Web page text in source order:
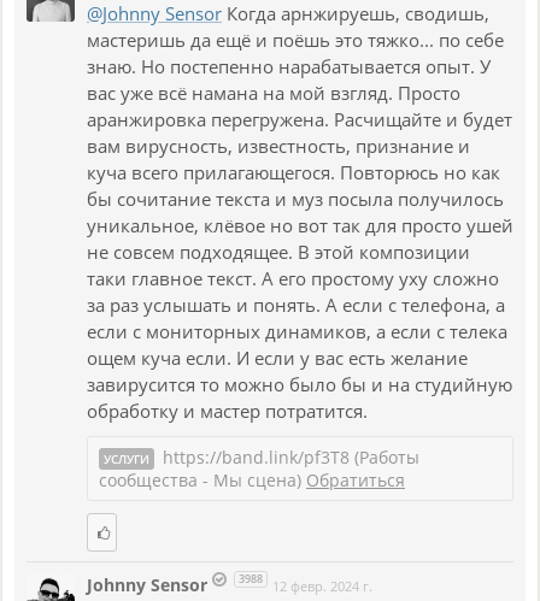
@Johnny Sensor Когда арнжируешь, сводишь,
мастеришь да ещё и поёшь это тяжко... по себе
знаю. Но постепенно нарабатывается опыт. У
вас уже всё намана на мой взгляд. Просто
аранжировка перегружена. Расчищайте и будет
вам вирусность, известность, признание и
куча всего прилагающегося. Повторюсь но как
бы сочитание текста и муз посыла получилось
уникальное, клёвое но вот так для просто ушей
не совсем подходящее. В этой композиции
таки главное текст. А его простому уху сложно
за раз услышать и понять. А если с телефона, а
если с мониторных динамиков, а если с телека
ощем куча если. И если у вас есть желание
завирусится то можно было бы и на студийную
обработку и мастер потратится.
УСЛУГИ
https://band.link/pf3T8 (Работы
сообщества - Мы сцена) Обратиться
Johnny Sensor 3988 12 февр. 2024 г.